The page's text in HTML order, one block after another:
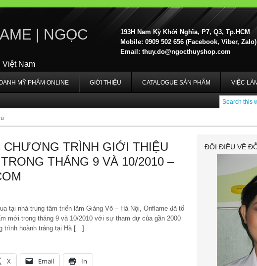
| NGỌC
Việt Nam
193H Nam Kỳ Khởi Nghĩa, P7, Q3, Tp.HCM
Mobile: 0909 502 656 (Facebook, Viber, Zalo)
Email: thuy.do@ngocthuyshop.com
MỸ PHẨM ONLINE GIỚI THIỆU CATALOGUE SẢN PHẨM VIỆC
TRÌNH GIỚI THIỆU
THÁNG 9 VÀ 10/2010 –
tại nhà trung tâm triển lãm Giảng Võ – Hà Nội, Oriflame đã tổ
mới trong tháng 9 và 10/2010 với sự tham dự của gần 2000
trình hoành tráng tại Hà […]
X Email In
ĐÔI ĐIỀU VỀ